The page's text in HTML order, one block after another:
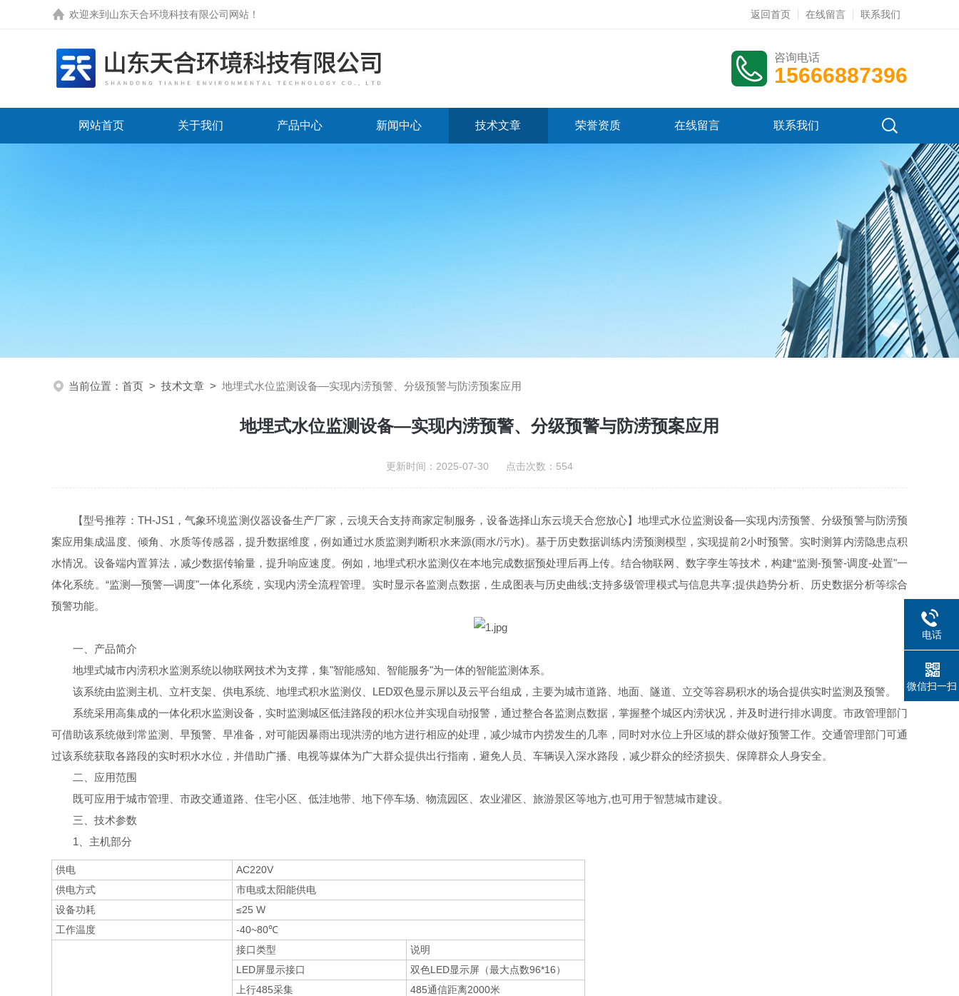
欢迎来到 山东天合环境科技有限公司网站 ！ 返回首页 在线留言 联系我们
咨询电话
15666887396
网站首页 关于我们 产品中心 新闻中心 技术文章 荣誉资质 在线留言 联系我们
当前位置： 首页 > 技术文章 > 地埋式水位监测设备—实现内涝预警、分级预警与防涝预案应用
地埋式水位监测设备—实现内涝预警、分级预警与防涝预案应用
更新时间：2025-07-30 点击次数：554
【型号推荐：TH-JS1，气象环境监测仪器设备生产厂家，云境天合支持商家定制服务，设备选择山东云境天合您放心】地埋式水位监测设备—实现内涝预警、分级预警与防涝预
案应用集成温度、倾角、水质等传感器，提升数据维度，例如通过水质监测判断积水来源(雨水/污水)。基于历史数据训练内涝预测模型，实现提前2小时预警。实时测算内涝隐患点积
水情况。设备端内置算法，减少数据传输量，提升响应速度。例如，地埋式积水监测仪在本地完成数据预处理后再上传。结合物联网、数字孪生等技术，构建“监测-预警-调度-处置"一
体化系统。“监测—预警—调度"一体化系统，实现内涝全流程管理。实时显示各监测点数据，生成图表与历史曲线;支持多级管理模式与信息共享;提供趋势分析、历史数据分析等综合
预警功能。
一、产品简介
地埋式城市内涝积水监测系统以物联网技术为支撑，集"智能感知、智能服务"为一体的智能监测体系。
该系统由监测主机、立杆支架、供电系统、地埋式积水监测仪、LED双色显示屏以及云平台组成，主要为城市道路、地面、隧道、立交等容易积水的场合提供实时监测及预警。
系统采用高集成的一体化积水监测设备，实时监测城区低洼路段的积水位并实现自动报警，通过整合各监测点数据，掌握整个城区内涝状况，并及时进行排水调度。市政管理部门
可借助该系统做到常监测、早预警、早准备，对可能因暴雨出现洪涝的地方进行相应的处理，减少城市内捞发生的几率，同时对水位上升区域的群众做好预警工作。交通管理部门可通
过该系统获取各路段的实时积水水位，并借助广播、电视等媒体为广大群众提供出行指南，避免人员、车辆误入深水路段，减少群众的经济损失、保障群众人身安全。
二、应用范围
既可应用于城市管理、市政交通道路、住宅小区、低洼地带、地下停车场、物流园区、农业灌区、旅游景区等地方,也可用于智慧城市建设。
三、技术参数
1、主机部分
供电
AC220V
供电方式
市电或太阳能供电
设备功耗
≤25 W
工作温度
-40~80℃
接口类型
说明
LED屏显示接口
双色LED显示屏（最大点数96*16）
上行485采集
485通信距离2000米
电话
微信扫一扫